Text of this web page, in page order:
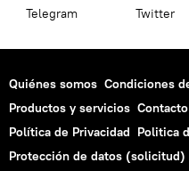
Telegram Twitter
Quiénes somos Condiciones
Productos y servicios Contacto
Política de Privacidad Politica
Protección de datos (solicitud)